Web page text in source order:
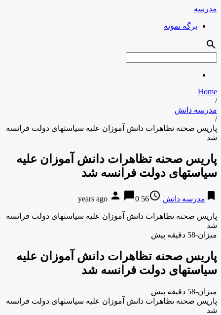
مدرسه
برگه نمونه
search
Home
/
مدرسه دانش
/
پاریس صحنه تظاهرات دانش آموزان علیه سیاست‎های دولت فرانسه
شد
پاریس صحنه تظاهرات دانش آموزان علیه
سیاست‎های دولت فرانسه شد
bookmark مدرسه دانش access_time
56 years ago
person chat_bubble0
پاریس صحنه تظاهرات دانش آموزان علیه سیاست‎های دولت فرانسه
شد
میزان-58 دقیقه پیش
پاریس صحنه تظاهرات دانش آموزان علیه
سیاست‎های دولت فرانسه شد
میزان-58 دقیقه پیش
پاریس صحنه تظاهرات دانش آموزان علیه سیاست‎های دولت فرانسه
شد